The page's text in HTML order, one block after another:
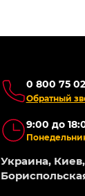
-5% ОНЛАЙН